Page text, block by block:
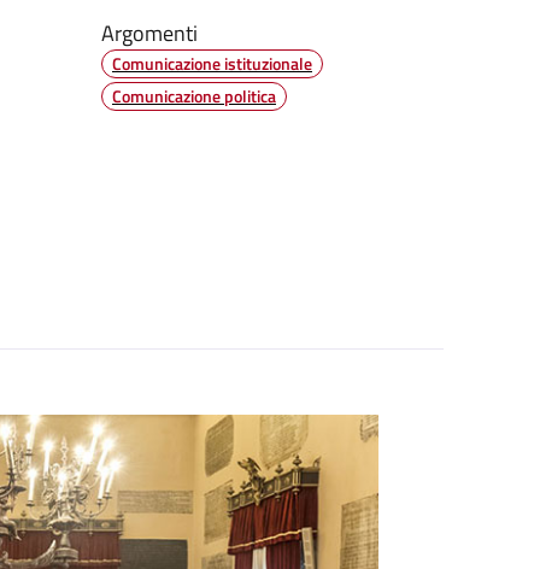
Argomenti
Comunicazione istituzionale
Comunicazione politica